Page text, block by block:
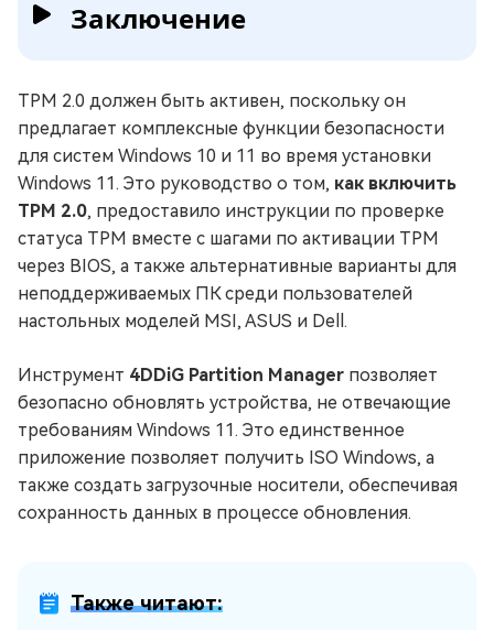
Заключение
TPM 2.0 должен быть активен, поскольку он
предлагает комплексные функции безопасности
для систем Windows 10 и 11 во время установки
Windows 11. Это руководство о том, как включить
TPM 2.0, предоставило инструкции по проверке
статуса TPM вместе с шагами по активации TPM
через BIOS, а также альтернативные варианты для
неподдерживаемых ПК среди пользователей
настольных моделей MSI, ASUS и Dell.
Инструмент 4DDiG Partition Manager позволяет
безопасно обновлять устройства, не отвечающие
требованиям Windows 11. Это единственное
приложение позволяет получить ISO Windows, а
также создать загрузочные носители, обеспечивая
сохранность данных в процессе обновления.
Также читают: